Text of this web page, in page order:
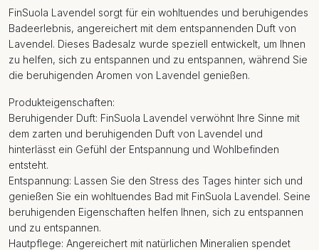
FinSuola Lavendel sorgt für ein wohltuendes und beruhigendes
Badeerlebnis, angereichert mit dem entspannenden Duft von
Lavendel. Dieses Badesalz wurde speziell entwickelt, um Ihnen
zu helfen, sich zu entspannen und zu entspannen, während Sie
die beruhigenden Aromen von Lavendel genießen.
Produkteigenschaften:
Beruhigender Duft: FinSuola Lavendel verwöhnt Ihre Sinne mit
dem zarten und beruhigenden Duft von Lavendel und
hinterlässt ein Gefühl der Entspannung und Wohlbefinden
entsteht.
Entspannung: Lassen Sie den Stress des Tages hinter sich und
genießen Sie ein wohltuendes Bad mit FinSuola Lavendel. Seine
beruhigenden Eigenschaften helfen Ihnen, sich zu entspannen
und zu entspannen.
Hautpflege: Angereichert mit natürlichen Mineralien spendet